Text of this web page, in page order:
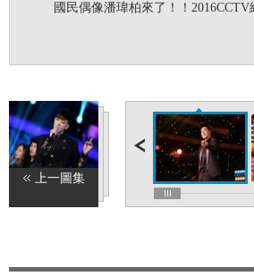
國民偶像潘瑋柏來了！！
上一圖集